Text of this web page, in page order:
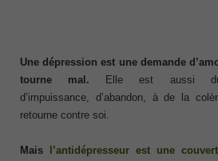
Une dépression est une demande
tourne mal.
Elle est aussi
d’impuissance, d’abandon, à de la
retourne contre soi.
Mais l’antidépresseur est une